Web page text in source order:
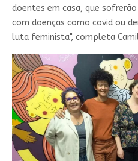
doentes em casa, que
com doenças como covid ou
luta feminista", completa